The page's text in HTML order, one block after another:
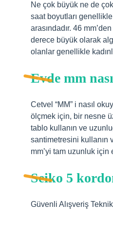
Ne çok büyük ne de
saat boyutları
arasındadır. 46
derece büyük olarak
olanlar genellikle
Evde mm
Cetvel “MM” i nasıl
ölçmek için, bir nesne
tablo kullanın ve
santimetresini kullanın
mm’yi tam uzunluk için
Seiko 5
Güvenli Alışveriş